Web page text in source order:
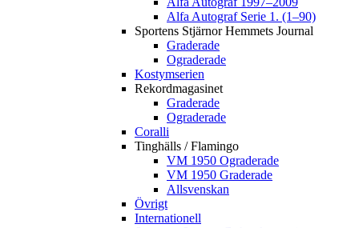
Alfa Autograf Serie 1. (1–90)
Sportens Stjärnor Hemmets Journal
Graderade
Ograderade
Kostymserien
Rekordmagasinet
Graderade
Ograderade
Coralli
Tinghälls / Flamingo
VM 1950 Ograderade
VM 1950 Graderade
Allsvenskan
Övrigt
Internationell